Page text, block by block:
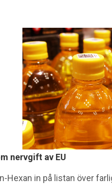
nervgift av EU
Hexan in på listan över